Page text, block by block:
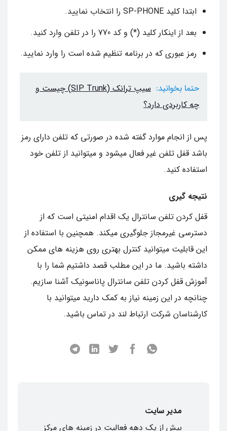
ابتدا کلید SP-PHONE را انتخاب نمایید.
بعد از اینکار کلید (*) و کد 770 را در تلفن وارد کنید.
رمز عبوری که در برنامه تنظیم شده است را وارد نمایید.
حتما بخوانید:
سیپ ترانک (SIP Trunk) چیست و
چه کاربردی دارد؟
پس از انجام موارد گفته شده در صورتی که تلفن دارای رمز
باشد قفل تلفن غیر فعال میشود و میتوانید از تلفن خود
استفاده کنید.
نتیجه گیری
قفل کردن تلفن سانترال یک اقدام امنیتی است که از
دسترسی غیرمجاز جلوگیری میکند. همچنین با استفاده از
این قابلیت میتوانید کنترل بهتری روی هزینه های ممکن
داشته باشید. ما در این مطلب قصد داشتیم شما را با
آموزش قفل کردن تلفن سانترال پاناسونیک آشنا سازیم.
چنانچه در این زمینه نیاز به کمک دارید میتوانید با
کارشناسان شرکت ارتباط لند در تماس باشید.
مدیر سایت
بیش از یک دهه فعالیت در زمینه های مرکز